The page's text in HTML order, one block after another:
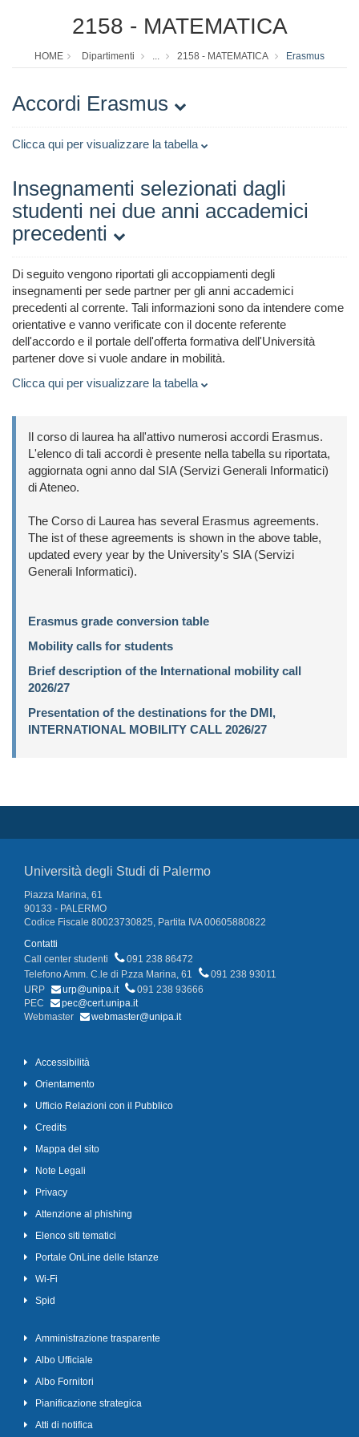
2158 - MATEMATICA
HOME Dipartimenti ... 2158 - MATEMATICA Erasmus
Accordi Erasmus
Clicca qui per visualizzare la tabella
Insegnamenti selezionati dagli
studenti nei due anni accademici
precedenti
Di seguito vengono riportati gli accoppiamenti degli
insegnamenti per sede partner per gli anni accademici
precedenti al corrente. Tali informazioni sono da intendere come
orientative e vanno verificate con il docente referente
dell'accordo e il portale dell'offerta formativa dell'Università
partener dove si vuole andare in mobilità.
Clicca qui per visualizzare la tabella
Il corso di laurea ha all'attivo numerosi accordi Erasmus.
L'elenco di tali accordi è presente nella tabellasu riportata,
aggiornata ogni anno dal SIA (Servizi Generali Informatici)
di Ateneo.
The Corso di Laurea has several Erasmus agreements.
The ist of these agreements is shown in the above table,
updated every year by the University's SIA (Servizi
Generali Informatici).
Erasmus grade conversion table
Mobility calls for students
Brief description of the International mobility call
2026/27
Presentation of the destinations for the DMI,
INTERNATIONAL MOBILITY CALL 2026/27
Università degli Studi di Palermo
Piazza Marina, 61
90133 - PALERMO
Codice Fiscale 80023730825, Partita IVA 00605880822
Contatti
Call center studenti
091 238 86472
Telefono Amm. C.le di P.zza Marina, 61
091 238 93011
URP
urp@unipa.it
091 238 93666
PEC
pec@cert.unipa.it
Webmaster
webmaster@unipa.it
Accessibilità
Orientamento
Ufficio Relazioni con il Pubblico
Credits
Mappa del sito
Note Legali
Privacy
Attenzione al phishing
Elenco siti tematici
Portale OnLine delle Istanze
Wi-Fi
Spid
Amministrazione trasparente
Albo Ufficiale
Albo Fornitori
Pianificazione strategica
Atti di notifica